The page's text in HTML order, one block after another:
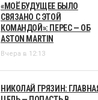
«МОЁ БУДУЩЕЕ БЫЛО
СВЯЗАНО С ЭТОЙ
КОМАНДОЙ»: ПЕРЕС — ОБ
ASTON MARTIN
Вчера в 12:13
НИКОЛАЙ ГРЯЗИН: